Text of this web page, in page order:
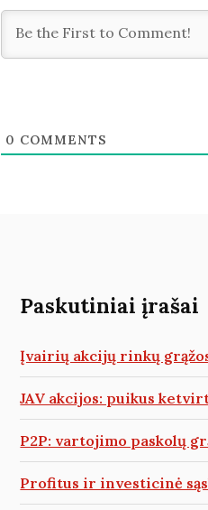
0 COMMENTS
Paskutiniai įrašai
Įvairių akcijų rinkų
JAV akcijos: puikus
P2P: vartojimo paskolų
Profitus ir investicinė